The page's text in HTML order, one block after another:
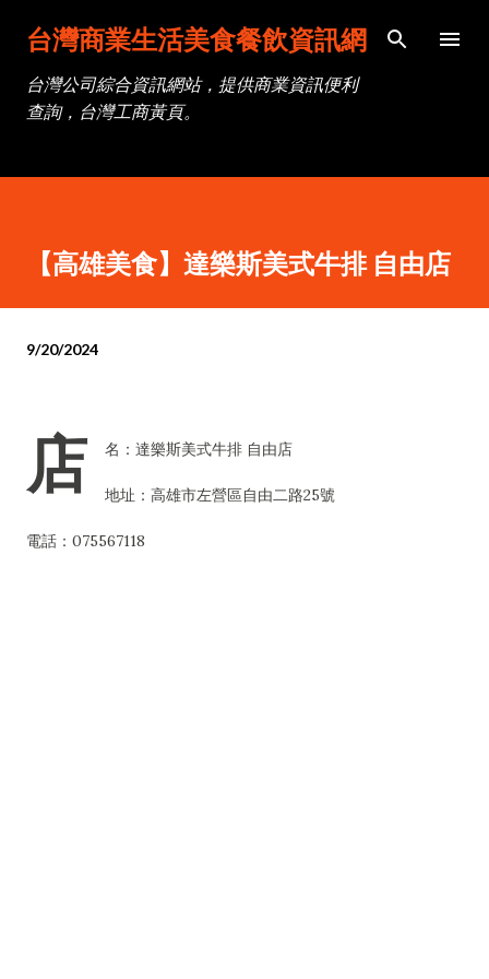
跳到主要內容
台灣商業生活美食餐飲資訊網
台灣公司綜合資訊網站，提供商業資訊便利
查詢，台灣工商黃頁。
【高雄美食】達樂斯美式牛排 自由店
9/20/2024
店 名：達樂斯美式牛排 自由店
地址：高雄市左營區自由二路25號
電話：075567118